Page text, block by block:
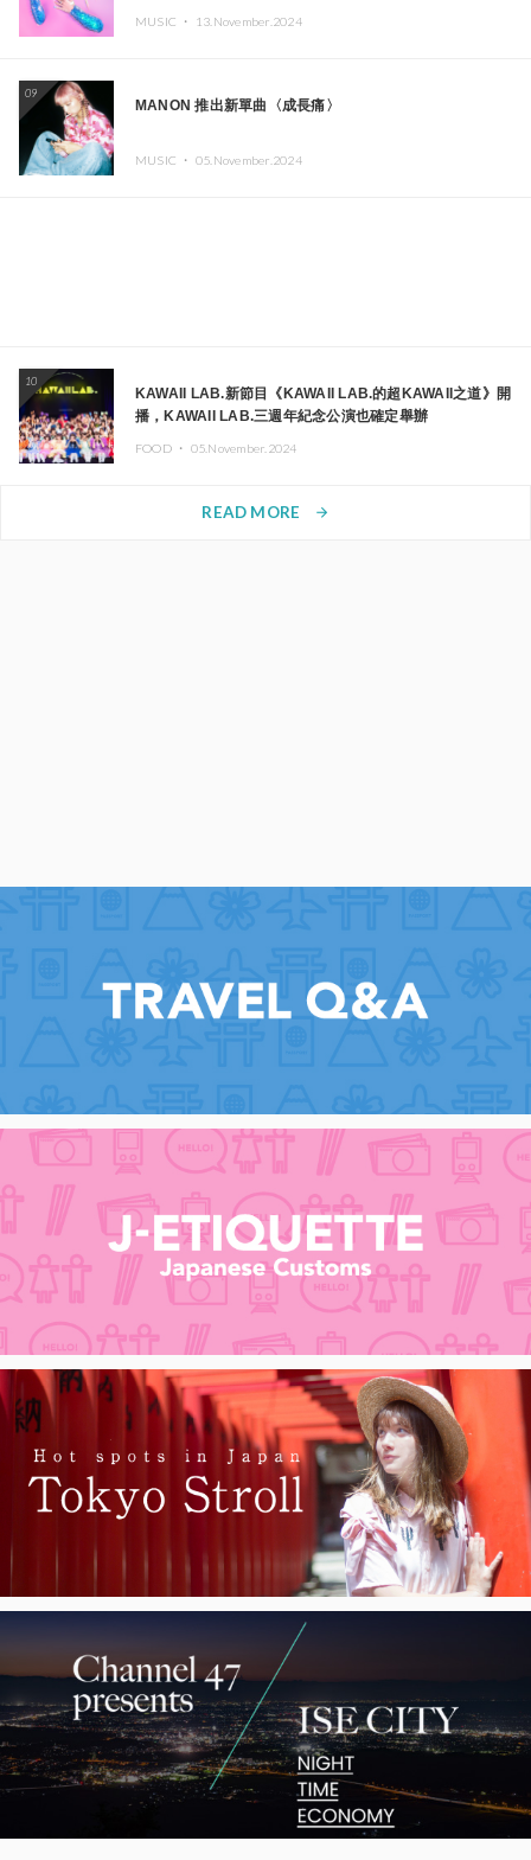
MUSIC ・ 13.November.2024
09
MANON 推出新單曲〈成長痛〉
MUSIC ・ 05.November.2024
10
KAWAII LAB.新節目《KAWAII LAB.的超KAWAII之道》開
播，KAWAII LAB.三週年紀念公演也確定舉辦
FOOD ・ 05.November.2024
READ MORE arrow_forward